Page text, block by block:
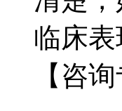
临床
【咨